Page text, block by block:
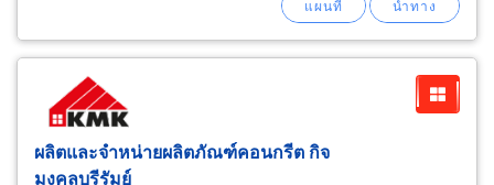
ผลิตและจำหน่ายผลิตภัณฑ์คอนกรีต กิจ
มงคลบุรีรัมย์